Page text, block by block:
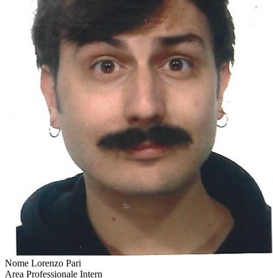
Nome Lorenzo Pari
Area Professionale Intern